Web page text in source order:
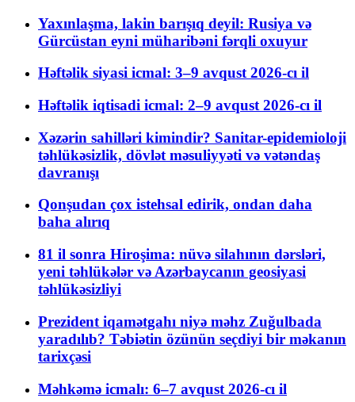
Yaxınlaşma, lakin barışıq deyil: Rusiya və
Gürcüstan eyni müharibəni fərqli oxuyur
Həftəlik siyasi icmal: 3–9 avqust 2026-cı il
Həftəlik iqtisadi icmal: 2–9 avqust 2026-cı il
Xəzərin sahilləri kimindir? Sanitar-epidemioloji
təhlükəsizlik, dövlət məsuliyyəti və vətəndaş
davranışı
Qonşudan çox istehsal edirik, ondan daha
baha alırıq
81 il sonra Hiroşima: nüvə silahının dərsləri,
yeni təhlükələr və Azərbaycanın geosiyasi
təhlükəsizliyi
Prezident iqamətgahı niyə məhz Zuğulbada
yaradılıb? Təbiətin özünün seçdiyi bir məkanın
tarixçəsi
Məhkəmə icmalı: 6–7 avqust 2026-cı il